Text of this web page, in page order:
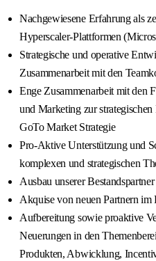
Nachgewiesene Erfahrung als
Hyperscaler-Plattformen
Strategische und operative
Zusammenarbeit mit den
Enge Zusammenarbeit mit den
und Marketing zur
GoTo Market Strategie
Pro-Aktive Unterstützung und
komplexen und strategischen
Ausbau unserer
Akquise von neuen Partnern im
Aufbereitung sowie proaktive
Neuerungen in den
Produkten, Abwicklung,